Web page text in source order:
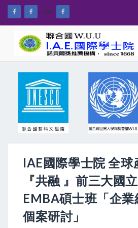
--%>
IAE國際學士院 全球
『共融 』前三大國
EMBA碩士班「企業
個案研討」